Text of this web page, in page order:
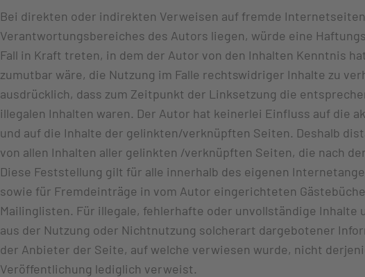
Bei direkten oder indirekten Verweisen auf fremde Internetseiten
Verantwortungsbereiches des Autors liegen, würde eine
Fall in Kraft treten, in dem der Autor von den Inhalten Kenntnis
zumutbar wäre, die Nutzung im Falle rechtswidriger Inhalte zu
ausdrücklich, dass zum Zeitpunkt der Linksetzung die
illegalen Inhalten waren. Der Autor hat keinerlei Einfluss auf die
und auf die Inhalte der gelinkten/verknüpften Seiten. Deshalb
von allen Inhalten aller gelinkten /verknüpften Seiten, die nach
Diese Feststellung gilt für alle innerhalb des eigenen
sowie für Fremdeinträge in vom Autor eingerichteten
Mailinglisten. Für illegale, fehlerhafte oder unvollständige Inhalte
aus der Nutzung oder Nichtnutzung solcherart dargebotener
der Anbieter der Seite, auf welche verwiesen wurde, nicht
Veröffentlichung lediglich verweist.